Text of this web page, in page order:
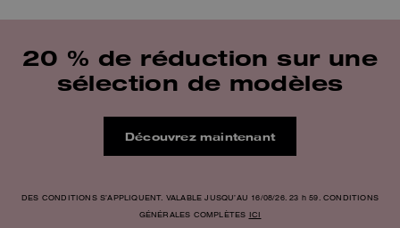
20 % de réduction sur une
sélection de modèles
Découvrez maintenant
DES CONDITIONS S’APPLIQUENT. VALABLE JUSQU’AU 16/08/26. 23 h 59. CONDITIONS
GÉNÉRALES COMPLÈTES ICI